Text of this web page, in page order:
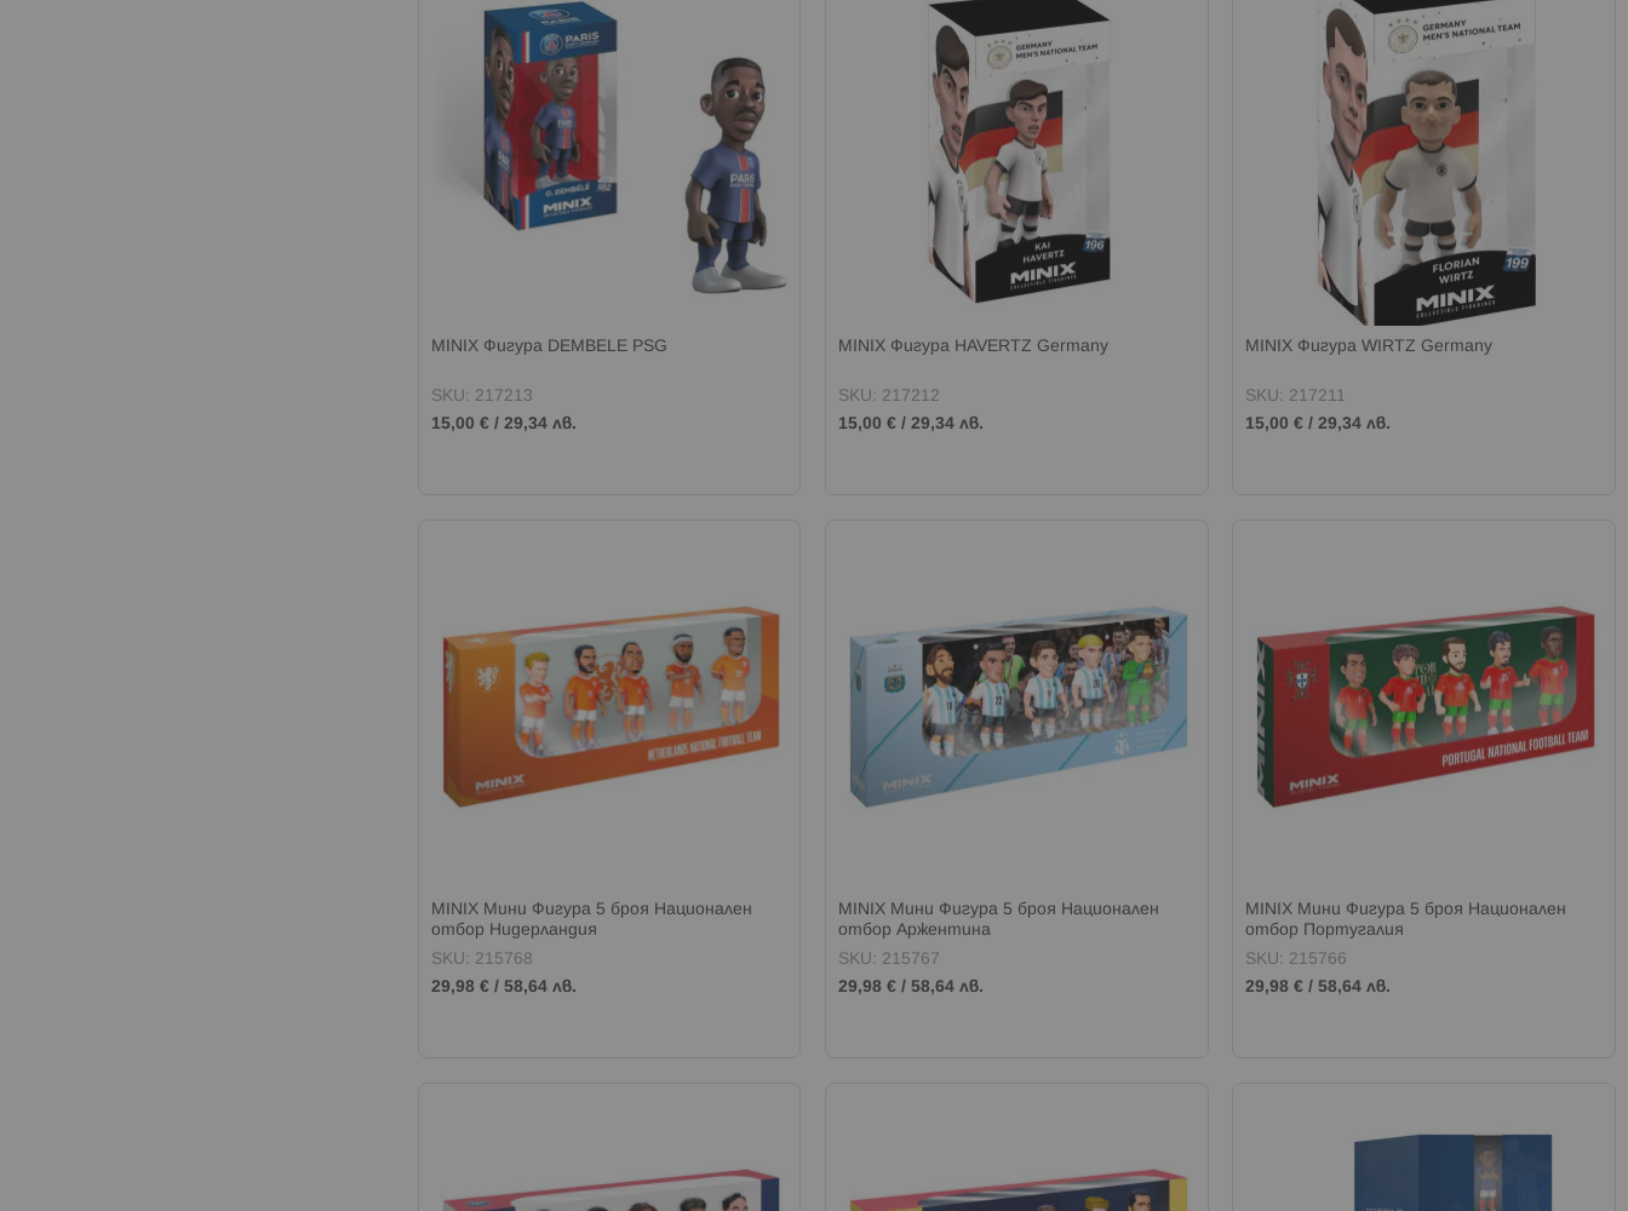
MINIX Фигура DEMBELE PSG
SKU: 217213
15,00 € / 29,34 лв.
MINIX Фигура HAVERTZ Germany
SKU: 217212
15,00 € /29,34 лв.
MINIX Фигура WIRTZ Germany
SKU: 217211
15,00 € /29,34 лв.
MINIX Мини Фигура 5 броя Национален
отбор Нидерландия
SKU: 215768
29,98 € / 58,64 лв.
MINIX Мини Фигура 5 броя Национален
отбор Аржентина
SKU: 215767
29,98 € / 58,64 лв.
MINIX Мини Фигура 5 броя Национален
отбор Португалия
SKU: 215766
29,98 € / 58,64 лв.